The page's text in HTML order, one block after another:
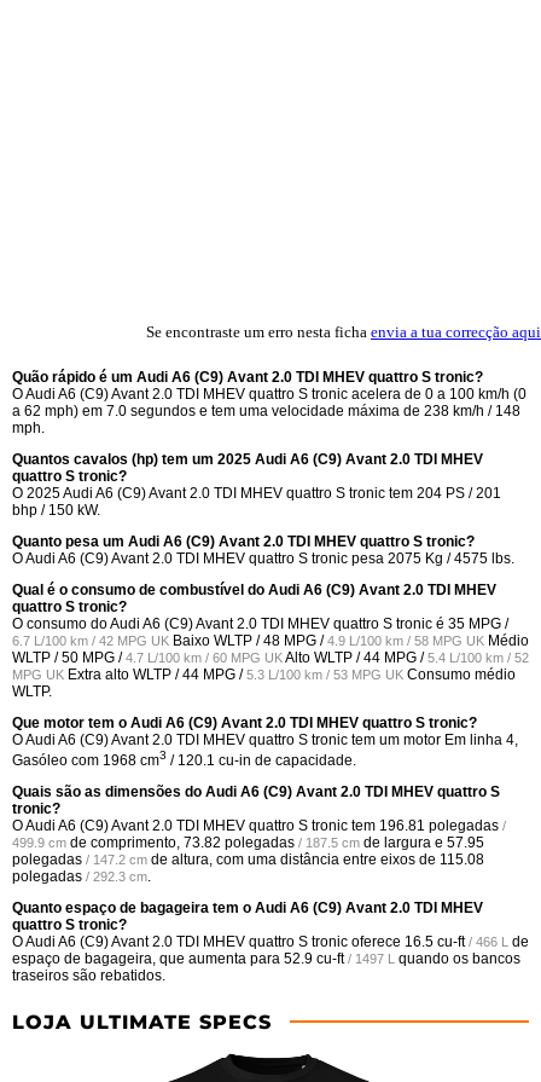
Se encontraste um erro nesta ficha envia a tua correcção aqui
Quão rápido é um Audi A6 (C9) Avant 2.0 TDI MHEV quattro S tronic?
O Audi A6 (C9) Avant 2.0 TDI MHEV quattro S tronic acelera de 0 a 100 km/h (0
a 62 mph) em 7.0 segundos e tem uma velocidade máxima de 238 km/h / 148
mph.
Quantos cavalos (hp) tem um 2025 Audi A6 (C9) Avant 2.0 TDI MHEV
quattro S tronic?
O 2025 Audi A6 (C9) Avant 2.0 TDI MHEV quattro S tronic tem 204 PS / 201
bhp / 150 kW.
Quanto pesa um Audi A6 (C9) Avant 2.0 TDI MHEV quattro S tronic?
O Audi A6 (C9) Avant 2.0 TDI MHEV quattro S tronic pesa 2075 Kg / 4575 lbs.
Qual é o consumo de combustível do Audi A6 (C9) Avant 2.0 TDI MHEV
quattro S tronic?
O consumo do Audi A6 (C9) Avant 2.0 TDI MHEV quattro S tronic é 35 MPG /
6.7 L/100 km / 42 MPG UK Baixo WLTP /48 MPG /4.9 L/100 km / 58 MPG UK Médio
WLTP /50 MPG /4.7 L/100 km / 60 MPG UKAlto WLTP /44 MPG /5.4 L/100 km / 52
MPG UK Extra alto WLTP /44 MPG /5.3 L/100 km / 53 MPG UK Consumo médio
WLTP.
Que motor tem o Audi A6 (C9) Avant 2.0 TDI MHEV quattro S tronic?
O Audi A6 (C9) Avant 2.0 TDI MHEV quattro S tronic tem um motor Em linha 4,
Gasóleo com 1968 cm3 / 120.1 cu-in de capacidade.
Quais são as dimensões do Audi A6 (C9) Avant 2.0 TDI MHEV quattro S
tronic?
O Audi A6 (C9) Avant 2.0 TDI MHEV quattro S tronic tem 196.81 polegadas /
499.9 cm de comprimento, 73.82 polegadas / 187.5 cm de largura e 57.95
polegadas / 147.2 cm de altura, com uma distância entre eixos de 115.08
polegadas / 292.3 cm.
Quanto espaço de bagageira tem o Audi A6 (C9) Avant 2.0 TDI MHEV
quattro S tronic?
O Audi A6 (C9) Avant 2.0 TDI MHEV quattro S tronic oferece 16.5 cu-ft / 466 L de
espaço de bagageira, que aumenta para 52.9 cu-ft / 1497 L quando os bancos
traseiros são rebatidos.
LOJA ULTIMATE SPECS